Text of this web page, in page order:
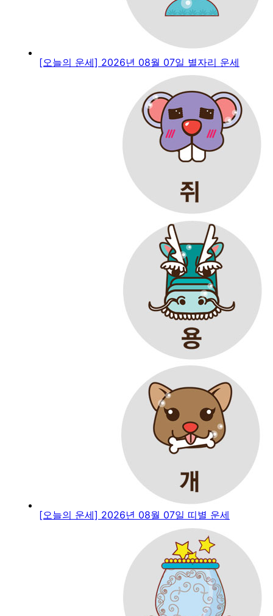
[오늘의 운세] 2026년 08월 07일 별자리 운세
[오늘의 운세] 2026년 08월 07일 띠별 운세